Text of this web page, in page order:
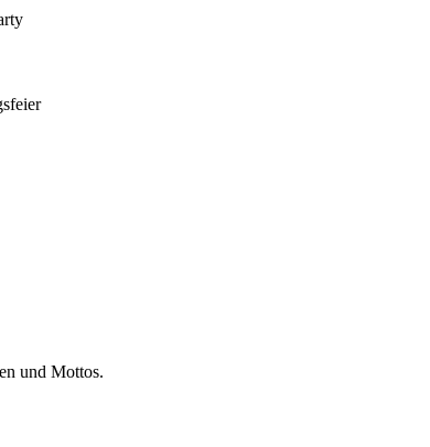
und Mottos.